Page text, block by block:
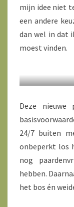
mijn idee niet
een andere
dan wel in dat
moest vinden.
Deze
24/7 buiten
onbeperkt los
nog
hebben.
het bos én